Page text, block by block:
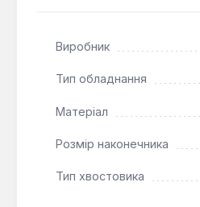
Виробник
Тип обладнання
Матеріал
Розмір наконечника
Тип хвостовика